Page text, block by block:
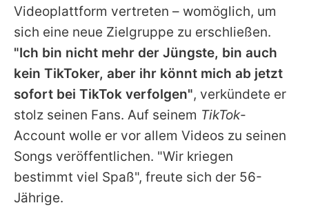
Videoplattform vertreten – womöglich, um
sich eine neue Zielgruppe zu erschließen.
"Ich bin nicht mehr der Jüngste, bin auch
kein TikToker, aber ihr könnt mich ab jetzt
sofort bei TikTok verfolgen", verkündete er
stolz seinen Fans. Auf seinem TikTok-
Account wolle er vor allem Videos zu seinen
Songs veröffentlichen. "Wir kriegen
bestimmt viel Spaß", freute sich der 56-
Jährige.